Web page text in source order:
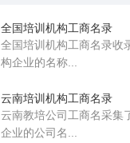
全国培训机构工商名录
全国培训机构工商名录收
构企业的名称...
云南培训机构工商名录
云南教培公司工商名采集
企业的公司名...